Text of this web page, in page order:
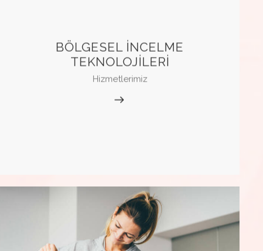
BÖLGESEL İNCELME
TEKNOLOJİLERİ
Hizmetlerimiz